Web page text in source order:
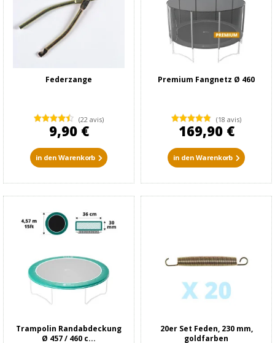
Federzange
(22 avis)
9,90 €
in den Warenkorb
Premium Fangnetz Ø 460
(18 avis)
169,90 €
in den Warenkorb
Trampolin Randabdeckung
Ø 457 / 460 c...
20er Set Feden, 230 mm,
goldfarben